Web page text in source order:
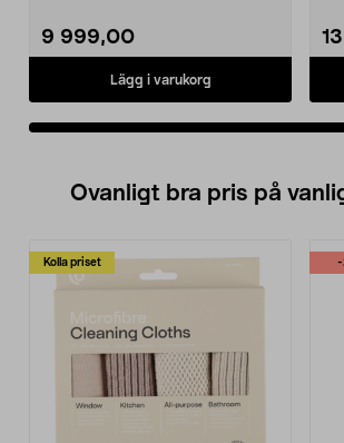
9 999,00
Lägg i varukorg
Ovanligt bra pris på
Kolla priset -